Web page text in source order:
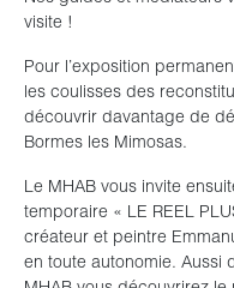
visite !
Pour l’exposition
les coulisses des
découvrir davantage de
Bormes les Mimosas.
Le MHAB vous invite
temporaire « LE REEL
créateur et peintre
en toute autonomie. Aussi